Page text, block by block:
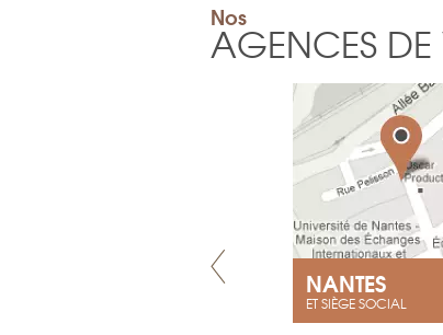
Nos
AGENCES
NANTES
ET SIÈGE SOCIAL